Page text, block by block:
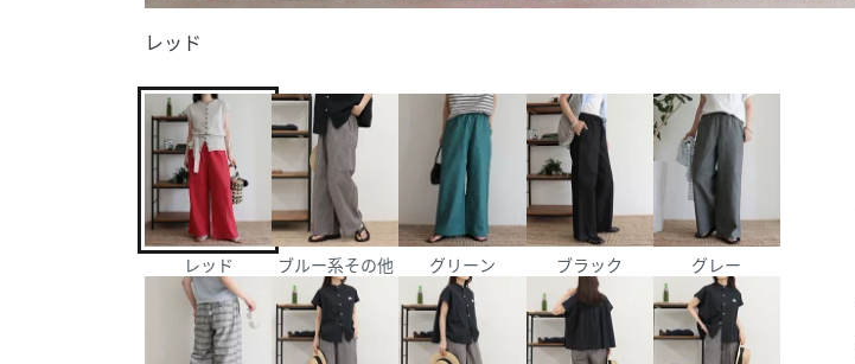
レッド
レッド ブルー系その他 グリーン ブラック グレー